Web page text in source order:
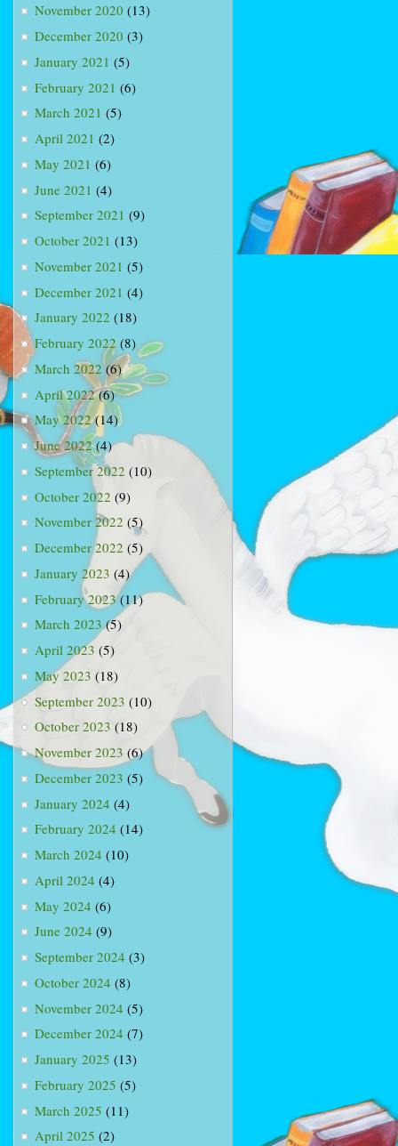
November 2020 (13)
December 2020 (3)
January 2021 (5)
February 2021 (6)
March 2021 (5)
April 2021 (2)
May 2021 (6)
June 2021 (4)
September 2021 (9)
October 2021 (13)
November 2021 (5)
December 2021 (4)
January 2022 (18)
February 2022 (8)
March 2022(6)
April 2022(6)
May 2022(14)
June 2022(4)
September 2022 (10)
October 2022 (9)
November 2022 (5)
December 2022 (5)
January 2023 (4)
February 2023(11)
March 2023(5)
April 2023 (5)
May 2023 (18)
September 2023 (10)
October 2023 (18)
November 2023 (6)
December 2023 (5)
January 2024 (4)
February 2024 (14)
March 2024 (10)
April 2024 (4)
May 2024 (6)
June 2024 (9)
September 2024 (3)
October 2024 (8)
November 2024 (5)
December 2024 (7)
January 2025 (13)
February 2025 (5)
March 2025 (11)
April 2025 (2)